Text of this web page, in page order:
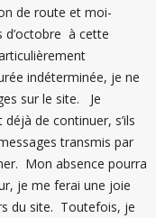
de route et moi-
d’octobre à cette
indéterminée, je ne
sur le site. Je
de continuer, s’ils
transmis par
Mon absence pourra
je me ferai une joie
du site. Toutefois, je